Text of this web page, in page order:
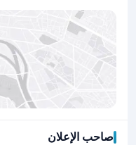
صاحب الإعلان